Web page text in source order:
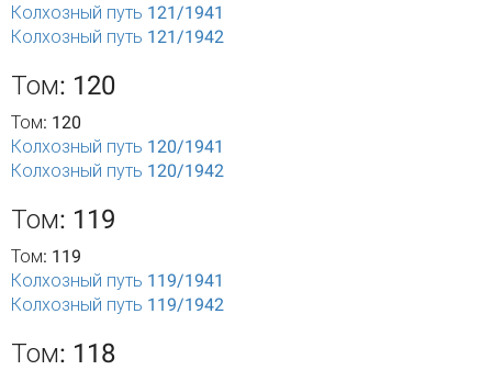
Колхозный путь 121/1941
Колхозный путь 121/1942
Том: 120
Том: 120
Колхозный путь 120/1941
Колхозный путь 120/1942
Том: 119
Том: 119
Колхозный путь 119/1941
Колхозный путь 119/1942
Том: 118